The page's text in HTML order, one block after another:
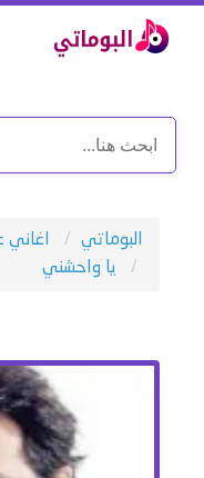
البوماتي اغاني
يا واحشني